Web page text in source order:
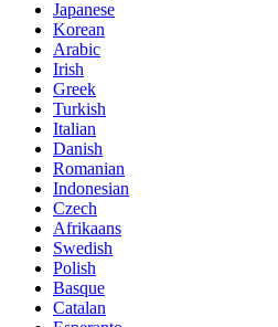
Japanese
Korean
Arabic
Irish
Greek
Turkish
Italian
Danish
Romanian
Indonesian
Czech
Afrikaans
Swedish
Polish
Basque
Catalan